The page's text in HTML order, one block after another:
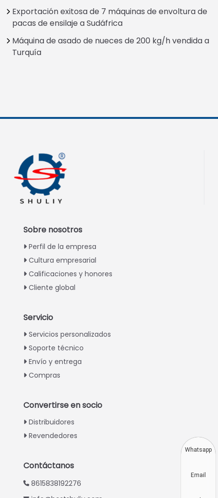
Exportación exitosa de 7 máquinas de envoltura de
pacas de ensilaje a Sudáfrica
Máquina de asado de nueces de 200 kg/h vendida a
Turquía
Sobre nosotros
Perfil de la empresa
Cultura empresarial
Calificaciones y honores
Cliente global
Servicio
Servicios personalizados
Soporte técnico
Envío y entrega
Compras
Convertirse en socio
Distribuidores
Revendedores
Contáctanos
8615838192276
Japanese
Swahili
Urdu
Greek
Italian
Whatsapp
Email